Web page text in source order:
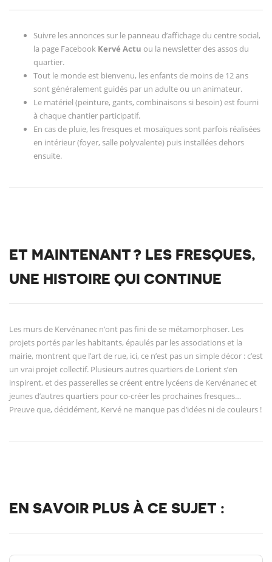
Suivre les annonces sur le panneau d’affichage du centre social,
la page Facebook Kervé Actu ou la newsletter des assos du
quartier.
Tout le monde est bienvenu, les enfants de moins de 12 ans
sont généralement guidés par un adulte ou un animateur.
Le matériel (peinture, gants, combinaisons si besoin) est fourni
à chaque chantier participatif.
En cas de pluie, les fresques et mosaïques sont parfois réalisées
en intérieur (foyer, salle polyvalente) puis installées dehors
ensuite.
ET MAINTENANT ? LES FRESQUES,
UNE HISTOIRE QUI CONTINUE
Les murs de Kervénanec n’ont pas fini de se métamorphoser. Les
projets portés par les habitants, épaulés par les associations et la
mairie, montrent que l’art de rue, ici, ce n’est pas un simple décor : c’est
un vrai projet collectif. Plusieurs autres quartiers de Lorient s’en
inspirent, et des passerelles se créent entre lycéens de Kervénanec et
jeunes d’autres quartiers pour co-créer les prochaines fresques…
Preuve que, décidément, Kervé ne manque pas d’idées ni de couleurs !
EN SAVOIR PLUS À CE SUJET :